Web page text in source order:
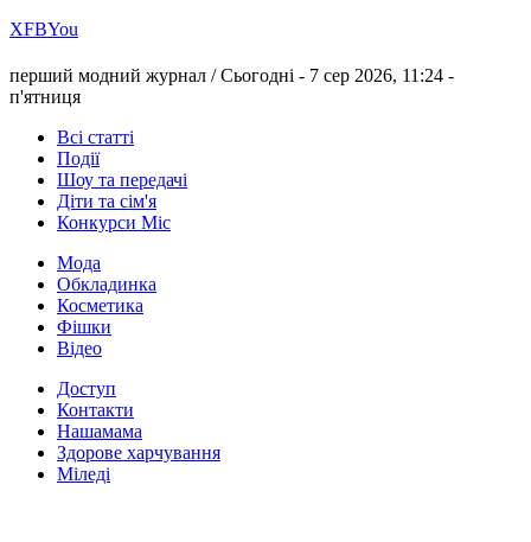
ХFBYou
перший модний журнал /Сьогодні - 7 сер 2026, 11:24 -
п'ятниця
Всі статті
Події
Шоу та передачі
Діти та сім'я
Конкурси Міс
Мода
Обкладинка
Косметика
Фішки
Відео
Доступ
Контакти
Нашамама
Здорове харчування
Міледі